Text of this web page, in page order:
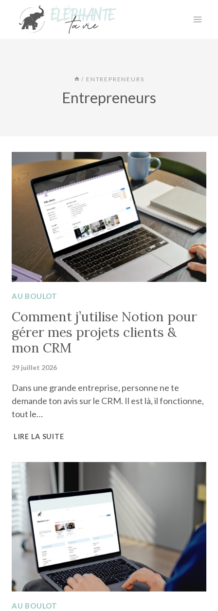
contenu
/ ENTREPRENEURS
Entrepreneurs
AU BOULOT
Comment j’utilise Notion pour
gérer mes projets clients &
mon CRM
29 juillet 2026
Dans une grande entreprise, personne ne te
demande ton avis sur le CRM. Il est là, il fonctionne,
tout le…
LIRE LA SUITECOMMENT
POUR
PROJETS
CLIENTS
MON
CRM
AU BOULOT